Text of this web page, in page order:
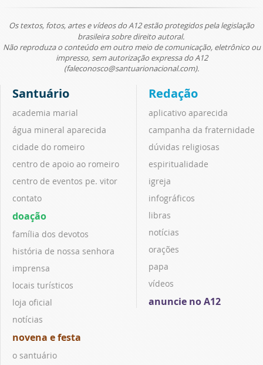
Os textos, fotos, artes e vídeos do A12 estão protegidos pela legislação
brasileira sobre direito autoral.
Não reproduza o conteúdo em outro meio de comunicação, eletrônico ou
impresso, sem autorização expressa do A12
(faleconosco@santuarionacional.com).
Santuário
academia marial
água mineral aparecida
cidade do romeiro
centro de apoio ao romeiro
centro de eventos pe. vitor
contato
doação
família dos devotos
história de nossa senhora
imprensa
locais turísticos
loja oficial
notícias
novena e festa
o santuário
Redação
aplicativo aparecida
campanha da fraternidade
dúvidas religiosas
espiritualidade
igreja
infográficos
libras
notícias
orações
papa
vídeos
anuncie no A12